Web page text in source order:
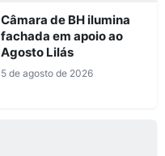
Câmara de BH ilumina
fachada em apoio ao
Agosto Lilás
5 de agosto de 2026